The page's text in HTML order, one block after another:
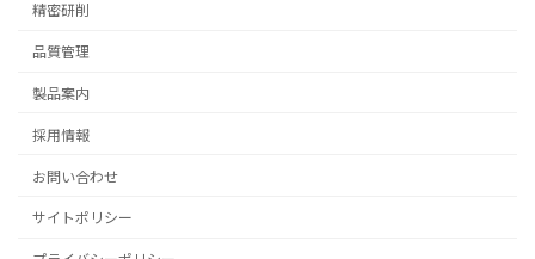
精密研削
品質管理
製品案内
採用情報
お問い合わせ
サイトポリシー